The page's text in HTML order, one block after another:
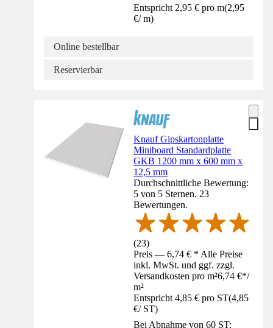
Entspricht 2,95 € pro m(2,95
€/ m)
Online bestellbar
Reservierbar
Knauf Gipskartonplatte
Miniboard Standardplatte
GKB 1200 mm x 600 mm x
12,5 mm
Durchschnittliche Bewertung:
5 von 5 Sternen. 23
Bewertungen.
(23)
Preis — 6,74 € * Alle Preise
inkl. MwSt. und ggf. zzgl.
Versandkosten pro m²6,74 €*/
m²
Entspricht 4,85 € pro ST(4,85
€/ ST)
Bei Abnahme von 60 ST: